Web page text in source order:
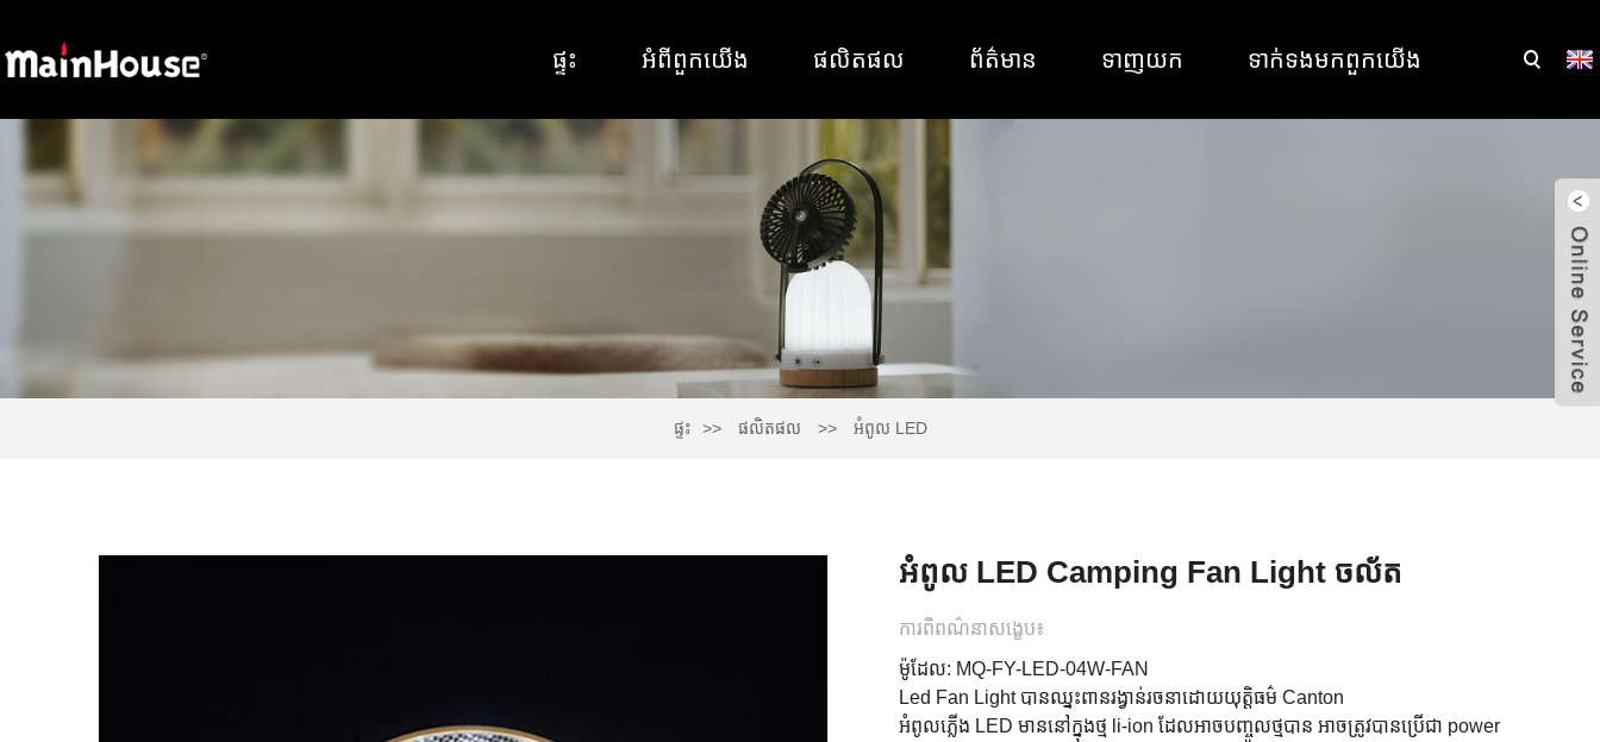
ផ្ទះ អំពី​ពួក​យើង ផលិតផល ព័ត៌មាន ទាញយក ទាក់ទង​មក​ពួក​យើង
ផ្ទះ ផលិតផល អំពូល LED
អំពូល LED Camping Fan Light ចល័ត
ការពិពណ៌នាសង្ខេប៖
ម៉ូដែល: MQ-FY-LED-04W-FAN
Led Fan Light បានឈ្នះពានរង្វាន់រចនាដោយយុត្តិធម៌ Canton
អំពូលភ្លើង LED មាននៅក្នុងថ្ម li-ion ដែលអាចបញ្ចូលថ្មបាន អាចត្រូវបានប្រើជា power